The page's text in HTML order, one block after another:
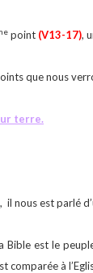
point (V13-17),
que nous
terre.
, il nous est parlé
Bible est le
comparée à